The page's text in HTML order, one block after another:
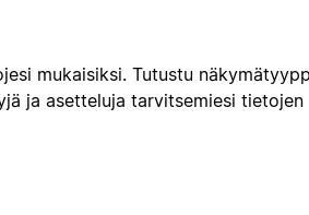
mukaisiksi. Tutustu
ja asetteluja tarvitsemiesi tietojen